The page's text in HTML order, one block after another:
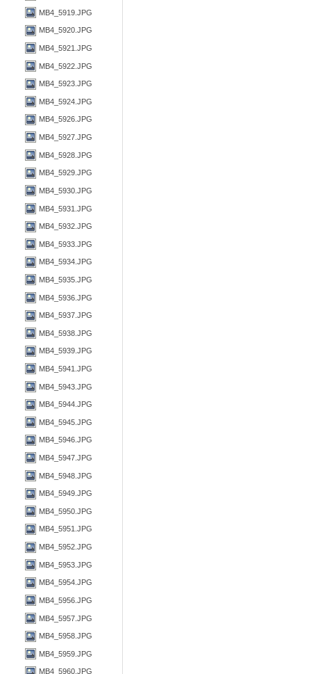
MB4_5919.JPG
MB4_5920.JPG
MB4_5921.JPG
MB4_5922.JPG
MB4_5923.JPG
MB4_5924.JPG
MB4_5926.JPG
MB4_5927.JPG
MB4_5928.JPG
MB4_5929.JPG
MB4_5930.JPG
MB4_5931.JPG
MB4_5932.JPG
MB4_5933.JPG
MB4_5934.JPG
MB4_5935.JPG
MB4_5936.JPG
MB4_5937.JPG
MB4_5938.JPG
MB4_5939.JPG
MB4_5941.JPG
MB4_5943.JPG
MB4_5944.JPG
MB4_5945.JPG
MB4_5946.JPG
MB4_5947.JPG
MB4_5948.JPG
MB4_5949.JPG
MB4_5950.JPG
MB4_5951.JPG
MB4_5952.JPG
MB4_5953.JPG
MB4_5954.JPG
MB4_5956.JPG
MB4_5957.JPG
MB4_5958.JPG
MB4_5959.JPG
MB4_5960.JPG